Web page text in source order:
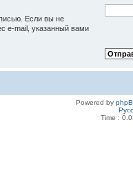
Если вы не
e-mail, указанный вами
Powered by
Time :